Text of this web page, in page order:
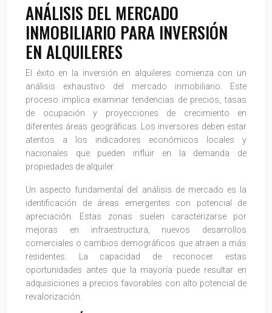
ANÁLISIS DEL MERCADO
INMOBILIARIO PARA INVERSIÓN
EN ALQUILERES
El éxito en la inversión en alquileres comienza con un
análisis exhaustivo del mercado inmobiliario. Este
proceso implica examinar tendencias de precios, tasas
de ocupación y proyecciones de crecimiento en
diferentes áreas geográficas. Los inversores deben estar
atentos a los indicadores económicos locales y
nacionales que pueden influir en la demanda de
propiedades de alquiler.
Un aspecto fundamental del análisis de mercado es la
identificación de áreas emergentes con potencial de
apreciación. Estas zonas suelen caracterizarse por
mejoras en infraestructura, nuevos desarrollos
comerciales o cambios demográficos que atraen a más
residentes. La capacidad de reconocer estas
oportunidades antes que la mayoría puede resultar en
adquisiciones a precios favorables con alto potencial de
revalorización.